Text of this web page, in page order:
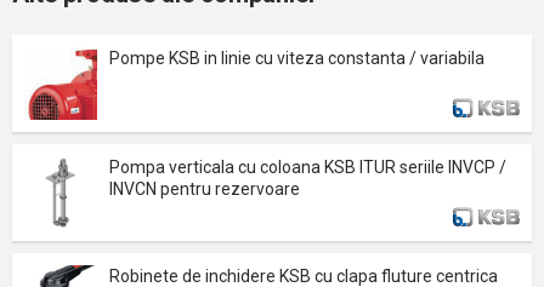
Pompe KSB in linie cu viteza constanta / variabila
Pompa verticala cu coloana KSB ITUR seriile INVCP /
INVCN pentru rezervoare
Robinete de inchidere KSB cu clapa fluture centrica